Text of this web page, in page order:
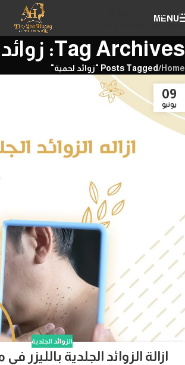
Skip to navigation
MENU
Tag Archives: زوائد لحمية
Home
/Posts Tagged "زوائد لحمية"
09
يونيو
الزوائد الجلدية
ازالة الزوائد الجلدية بالليزر